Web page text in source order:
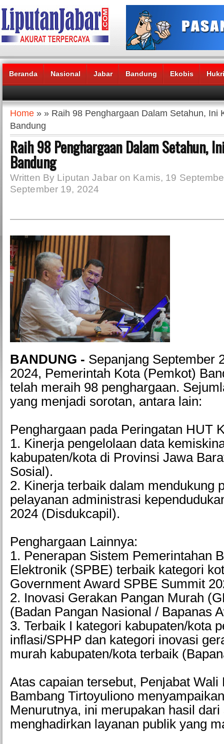
Beranda Nasional Jabar Bandung Ekobis
Headlines News :
Home » » Raih 98 Penghargaan Dalam Setahun, Ini
Bandung
Raih 98 Penghargaan Dalam Setahun,
Bandung
Written By Liputan Jabar on Kamis, 19
September 19, 2024
BANDUNG - Sepanjang September
2024, Pemerintah Kota (Pemkot)
telah meraih 98 penghargaan.
yang menjadi sorotan, antara lain:
Penghargaan pada Peringatan HUT
1. Kinerja pengelolaan data
kabupaten/kota di Provinsi Jawa
Sosial).
2. Kinerja terbaik dalam mendukung
pelayanan administrasi
2024 (Disdukcapil).
Penghargaan Lainnya:
1. Penerapan Sistem Pemerintahan
Elektronik (SPBE) terbaik kategori
Government Award SPBE Summit
2. Inovasi Gerakan Pangan Murah
(Badan Pangan Nasional / Bapanas
3. Terbaik I kategori kabupaten/kota
inflasi/SPHP dan kategori inovasi
murah kabupaten/kota terbaik
Atas capaian tersebut, Penjabat Wali
Bambang Tirtoyuliono
Menurutnya, ini merupakan hasil dari
menghadirkan layanan publik yang